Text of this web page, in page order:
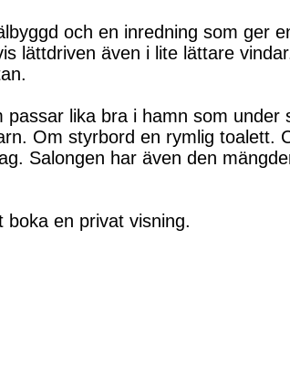
och en inredning som ger
lättdriven även i lite lättare
lika bra i hamn som under
Om styrbord en rymlig toalett.
Salongen har även den
en privat visning.